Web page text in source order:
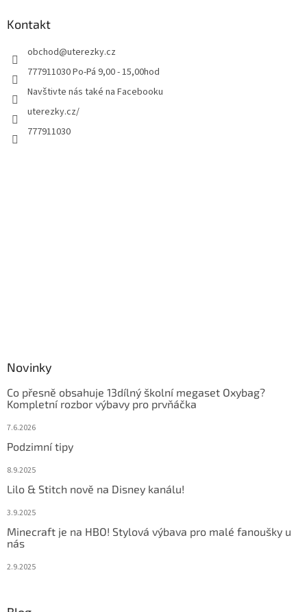
Kontakt
obchod@uterezky.cz
777911030 Po-Pá 9,00 - 15,00hod
Navštivte nás také na Facebooku
uterezky.cz/
777911030
Novinky
Co přesně obsahuje 13dílný školní megaset Oxybag?
Kompletní rozbor výbavy pro prvňáčka
7.6.2026
Podzimní tipy
8.9.2025
Lilo & Stitch nově na Disney kanálu!
3.9.2025
Minecraft je na HBO! Stylová výbava pro malé fanoušky u
nás
2.9.2025